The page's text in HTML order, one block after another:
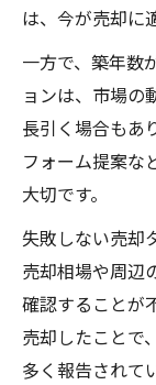
は、今が売却に
一方で、築年数
ョンは、市場の
長引く場合もあ
フォーム提案な
大切です。
失敗しない売却
売却相場や周辺
確認することが
売却したことで
多く報告されて